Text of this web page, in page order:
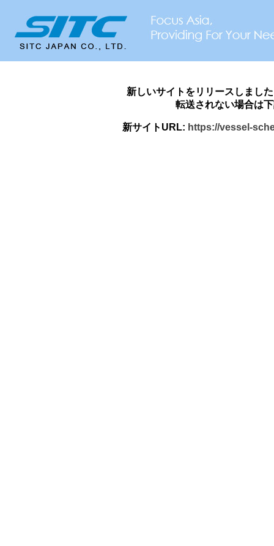
新しいサイトをリリースしまし
転送されない場合は
新サイトURL: https://vessel-